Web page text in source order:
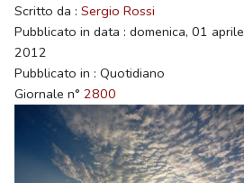
Scritto da : Sergio Rossi
Pubblicato in data : domenica, 01 aprile
2012
Pubblicato in : Quotidiano
Giornale n° 2800